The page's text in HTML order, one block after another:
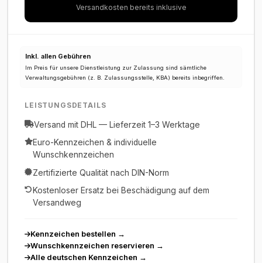
Versandkosten bereits inklusive
Inkl. allen Gebühren
Im Preis für unsere Dienstleistung zur Zulassung sind sämtliche
Verwaltungsgebühren (z. B. Zulassungsstelle, KBA) bereits inbegriffen.
LEISTUNGSDETAILS
Versand mit DHL — Lieferzeit 1–3 Werktage
Euro-Kennzeichen & individuelle
Wunschkennzeichen
Zertifizierte Qualität nach DIN-Norm
Kostenloser Ersatz bei Beschädigung auf dem
Versandweg
Kennzeichen bestellen →
Wunschkennzeichen reservieren →
Alle deutschen Kennzeichen →